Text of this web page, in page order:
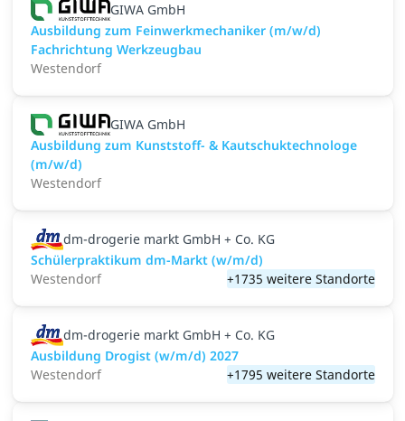
GIWA GmbH
Ausbildung zum Feinwerkmechaniker (m/w/d)
Fachrichtung Werkzeugbau
Westendorf
GIWA GmbH
Ausbildung zum Kunststoff- & Kautschuktechnologe
(m/w/d)
Westendorf
dm-drogerie markt GmbH + Co. KG
Schülerpraktikum dm-Markt (w/m/d)
Westendorf
+1735 weitere Standorte
dm-drogerie markt GmbH + Co. KG
Ausbildung Drogist (w/m/d) 2027
Westendorf
+1795 weitere Standorte